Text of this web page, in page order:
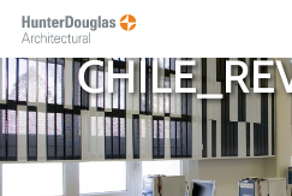
Skip
main
content